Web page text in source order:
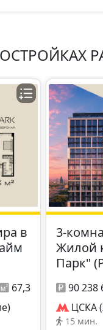
в
67,3
3-
Жилой
Парк"
90 238
ЦСКА
15 мин.